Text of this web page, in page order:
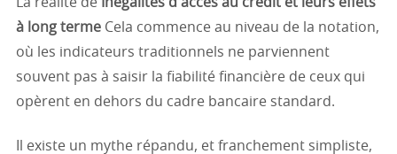
à long terme Cela commence au niveau de la notation,
où les indicateurs traditionnels ne parviennent
souvent pas à saisir la fiabilité financière de ceux qui
opèrent en dehors du cadre bancaire standard.
Il existe un mythe répandu, et franchement simpliste,